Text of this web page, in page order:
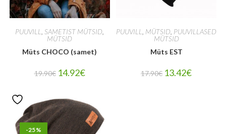
PUUVILL ,SAMETIST MÜTSID
MÜTSID
Müts CHOCO (samet)
19.90€ 14.92€
PUUVILL MÜTSID PUUVILLASED
MÜTSID
Müts EST
17.90€ 13.42€
-25%